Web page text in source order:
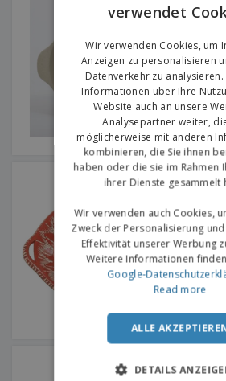
Cli -
Griffen
verwendet
Wir verwenden Cookies, um
Anzeigen zu personalisieren
Datenverkehr zu
Informationen über Ihre
Website auch an unsere
Analysepartner weiter,
möglicherweise mit anderen
kombinieren, die Sie ihnen
haben oder die sie im Rahmen
ihrer Dienste gesammelt
Wir verwenden auch Cookies,
Zweck der Personalisierung
Effektivität unserer Werbung
Weitere Informationen
Google-
Read more
ALLE
DETAILS